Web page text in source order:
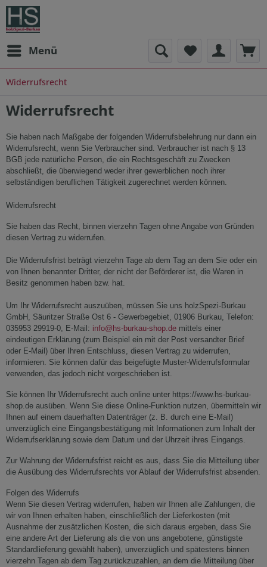
Menü
Widerrufsrecht
Widerrufsrecht
Sie haben nach Maßgabe der folgenden Widerrufsbelehrung nur dann ein
Widerrufsrecht, wenn Sie Verbraucher sind. Verbraucher ist nach § 13
BGB jede natürliche Person, die ein Rechtsgeschäft zu Zwecken
abschließt, die überwiegend weder ihrer gewerblichen noch ihrer
selbständigen beruflichen Tätigkeit zugerechnet werden können.
Widerrufsrecht
Sie haben das Recht, binnen vierzehn Tagen ohne Angabe von Gründen
diesen Vertrag zu widerrufen.
Die Widerrufsfrist beträgt vierzehn Tage ab dem Tag an dem Sie oder ein
von Ihnen benannter Dritter, der nicht der Beförderer ist, die Waren in
Besitz genommen haben bzw. hat.
Um Ihr Widerrufsrecht auszuüben, müssen Sie uns holzSpezi-Burkau
GmbH, Säuritzer Straße Ost 6 - Gewerbegebiet, 01906 Burkau, Telefon:
035953 29919-0, E-Mail: info@hs-burkau-shop.de mittels einer
eindeutigen Erklärung (zum Beispiel ein mit der Post versandter Brief
oder E-Mail) über Ihren Entschluss, diesen Vertrag zu widerrufen,
informieren. Sie können dafür das beigefügte Muster-Widerrufsformular
verwenden, das jedoch nicht vorgeschrieben ist.
Sie können Ihr Widerrufsrecht auch online unter https://www.hs-burkau-
shop.de ausüben. Wenn Sie diese Online-Funktion nutzen, übermitteln wir
Ihnen auf einem dauerhaften Datenträger (z. B. durch eine E-Mail)
unverzüglich eine Eingangsbestätigung mit Informationen zum Inhalt der
Widerrufserklärung sowie dem Datum und der Uhrzeit ihres Eingangs.
Zur Wahrung der Widerrufsfrist reicht es aus, dass Sie die Mitteilung über
die Ausübung des Widerrufsrechts vor Ablauf der Widerrufsfrist absenden.
Folgen des Widerrufs
Wenn Sie diesen Vertrag widerrufen, haben wir Ihnen alle Zahlungen, die
wir von Ihnen erhalten haben, einschließlich der Lieferkosten (mit
Ausnahme der zusätzlichen Kosten, die sich daraus ergeben, dass Sie
eine andere Art der Lieferung als die von uns angebotene, günstigste
Standardlieferung gewählt haben), unverzüglich und spätestens binnen
vierzehn Tagen ab dem Tag zurückzuzahlen, an dem die Mitteilung über